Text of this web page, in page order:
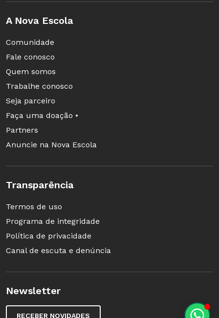
A Nova Escola
Comunidade
Fale conosco
Quem somos
Trabalhe conosco
Seja parceiro
Faça uma doação •
Partners
Anuncie na Nova Escola
Transparência
Termos de uso
Programa de integridade
Política de privacidade
Canal de escuta e denúncia
Newsletter
RECEBER NOVIDADES